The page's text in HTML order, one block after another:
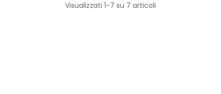
Visualizzati 1-7 su 7 articoli